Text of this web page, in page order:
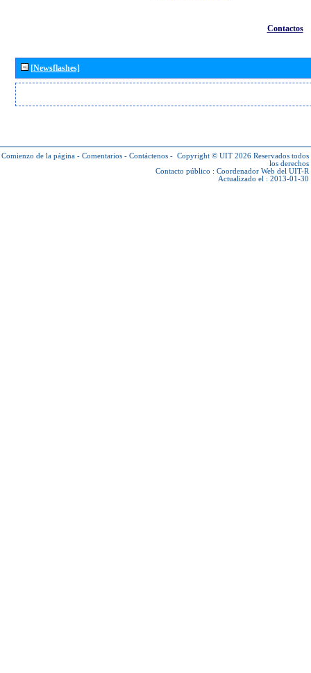
Contactos
[Newsflashes]
Comienzo de la página - Comentarios - Contáctenos - Copyright © UIT 2026 Reservados todos
los derechos
Contacto público : Coordenador Web del UIT-R
Actualizado el : 2013-01-30